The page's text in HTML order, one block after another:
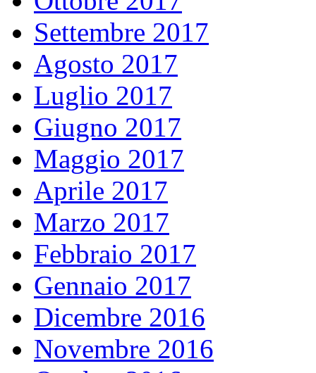
Settembre 2017
Agosto 2017
Luglio 2017
Giugno 2017
Maggio 2017
Aprile 2017
Marzo 2017
Febbraio 2017
Gennaio 2017
Dicembre 2016
Novembre 2016